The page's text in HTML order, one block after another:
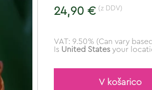
24,90 € (z DDV)
VAT: 9.50% (Can vary
Is United States your
V košarico